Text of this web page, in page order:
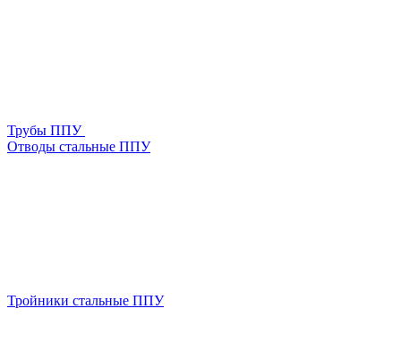
Трубы ППУ
Отводы стальные ППУ
Тройники стальные ППУ